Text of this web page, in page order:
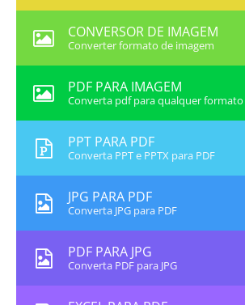
CONVERSOR DE IMAGEM
Converter formato de imagem
PDF PARA IMAGEM
Converta pdf para qualquer formato
PPT PARA PDF
Converta PPT e PPTX para PDF
JPG PARA PDF
Converta JPG para PDF
PDF PARA JPG
Converta PDF para JPG